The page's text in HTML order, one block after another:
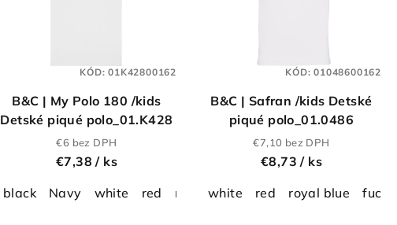
o
u
r
u
B&C | My Polo 180 /kids
Detské piqué polo_01.K428
€6 bez DPH
€7,38/ ks
black
Navy white red royal blue
KÓD:01K42800162
B&C | Safran /kids Detské
piqué polo_01.0486
€7,10 bez DPH
€8,73/ ks
white
red royal blue
KÓD:01048600162